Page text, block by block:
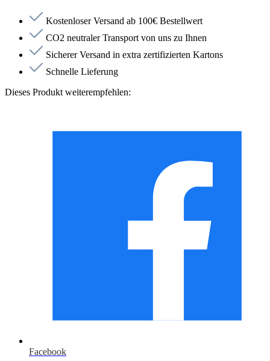
Kostenloser Versand ab 100€ Bestellwert
CO2 neutraler Transport von uns zu Ihnen
Sicherer Versand in extra zertifizierten Kartons
Schnelle Lieferung
Dieses Produkt weiterempfehlen:
Facebook